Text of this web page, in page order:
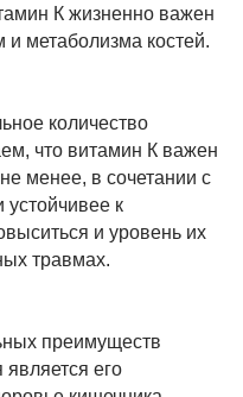
К жизненно важен
метаболизма костей.
количество
что витамин К важен
менее, в сочетании с
устойчивее к
и уровень их
травмах.
преимуществ
является его